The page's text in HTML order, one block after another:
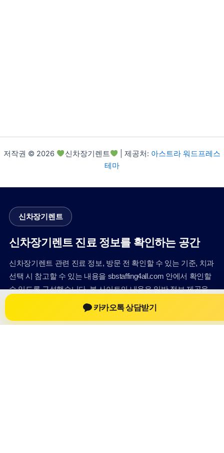
저작권 © 2026 신차장기렌트 | 제공처: 아스트라 워드프레스
테마
신차장기렌트
신차장기렌트 진료 정보를 확인하는 공간
신차장기렌트 관련 진료 정보, 방문 전 확인할 수 있는 기준, 치과
선택 시 참고할 수 있는 내용을 sbstaffing4all.com 안에서 확인할
수 있도록 구성했습니다. 본 사이트의 내용은 일반 정보 제공을
위한 자료이며, 실제 진료 판단은 의료기관 상담을 통해 확인하
카카오톡 상담받기